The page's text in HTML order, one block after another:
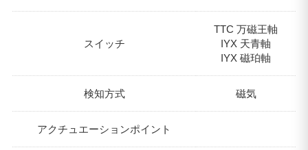
スイッチ
TTC 万磁王軸
IYX 天青軸
IYX 磁珀軸
検知方式 磁気
アクチュエーションポイント